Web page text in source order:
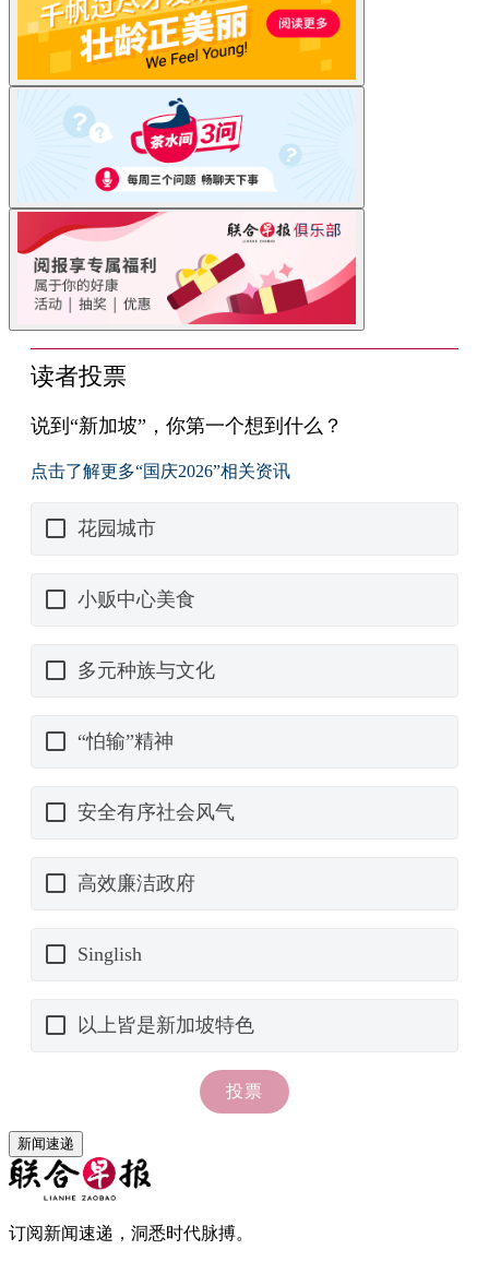
新闻速递
订阅新闻速递，洞悉时代脉搏。